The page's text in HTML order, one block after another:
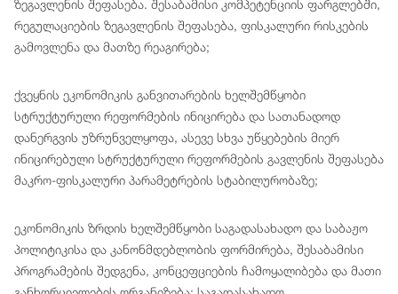
ზეგავლენის შეფასება. შესაბამისი კომპეტენციის ფარგლებში,
რეგულაციების ზეგავლენის შეფასება, ფისკალური რისკების
გამოვლენა და მათზე რეაგირება;
ქვეყნის ეკონომიკის განვითარების ხელშემწყობი
სტრუქტურული რეფორმების ინიცირება და სათანადოდ
დანერგვის უზრუნველყოფა, ასევე სხვა უწყებების მიერ
ინიცირებული სტრუქტურული რეფორმების გავლენის შეფასება
მაკრო-ფისკალური პარამეტრების სტაბილურობაზე;
ეკონომიკის ზრდის ხელშემწყობი საგადასახადო და საბაჟო
პოლიტიკისა და კანონმდებლობის ფორმირება, შესაბამისი
პროგრამების შედგენა, კონცეფციების ჩამოყალიბება და მათი